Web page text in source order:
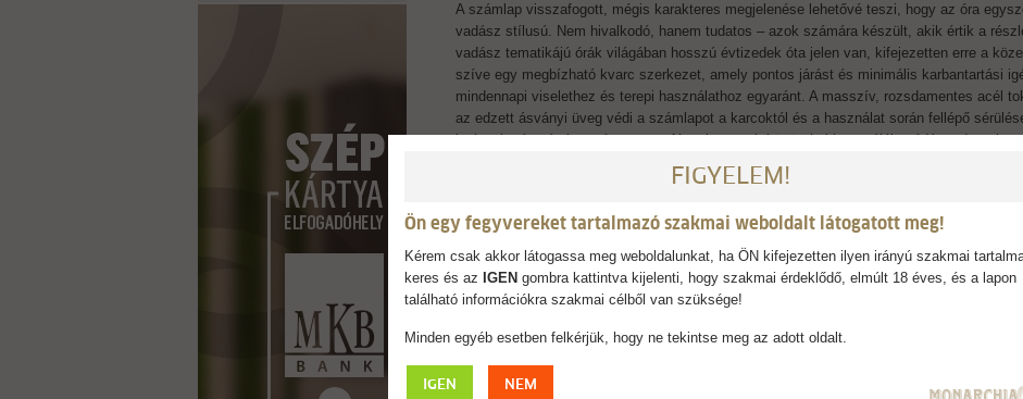
A számlap visszafogott, mégis karakteres megjelenése lehetővé teszi, hogy az óra
vadász stílusú. Nem hivalkodó, hanem tudatos – azok számára készült, akik értik a
vadász tematikájú órák világában hosszú évtizedek óta jelen van, kifejezetten erre a
szíve egy megbízható kvarc szerkezet, amely pontos járást és minimális karbantartási
mindennapi viselethez és terepi használathoz egyaránt. A masszív, rozsdamentes acél
az edzett ásványi üveg védi a számlapot a karcoktól és a használat során fellépő
leolvasható számlap még gyenge fényviszonyok között is biztos tájékozódást ad, ami a
szempont. A természetes bőr szíj nemcsak kényelmes viseletet garantál, hanem idővel
valóban a viselőjéhez idomul. A praktikus vízállóság (általában fröccsenés elleni
a mindennapi körülmények között is megbízható maradjon. Ez az óra nem a pillanatnak
viselés közben történeteket gyűjt – hajnalokat, csendeket, várakozást és emlékeket. A
egyes alkalommal emlékeztet arra, hogy a vadászat több mint tevékenység: életforma.
AJÁNLJUK
FIGYELEM!
Ön egy fegyvereket tartalmazó szakmai weboldalt látogatott meg!
Kérem csak akkor látogassa meg weboldalunkat, ha ÖN kifejezetten ilyen irányú szakmai
keres és az IGEN gombra kattintva kijelenti, hogy szakmai érdeklődő, elmúlt 18 éves, és a lapon
található információkra szakmai célből van szüksége!
Minden egyéb esetben felkérjük, hogy ne tekintse meg az adott oldalt.
IGEN NEM